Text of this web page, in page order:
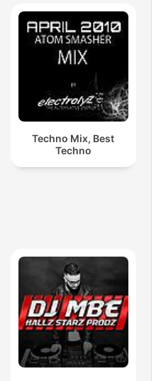
Techno Mix, Best
Techno